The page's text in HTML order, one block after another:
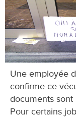
Une employée
confirme ce
documents sont
Pour certains